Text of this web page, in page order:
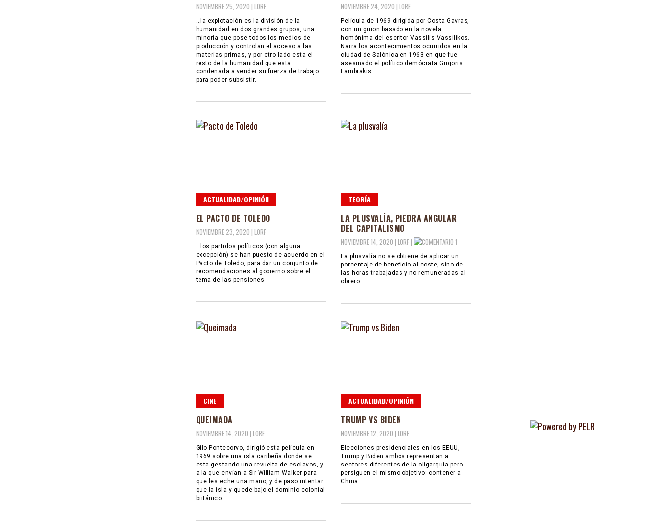
NOVIEMBRE 25, 2020 | LORF
…la explotación es la división de la
humanidad en dos grandes grupos, una
minoría que pose todos los medios de
producción y controlan el acceso a las
materias primas, y por otro lado esta el
resto de la humanidad que esta
condenada a vender su fuerza de trabajo
para poder subsistir.
NOVIEMBRE 24, 2020 | LORF
Película de 1969 dirigida por Costa-Gavras,
con un guion basado en la novela
homónima del escritor Vassilis Vassilikos.
Narra los acontecimientos ocurridos en la
ciudad de Salónica en 1963 en que fue
asesinado el político demócrata Grigoris
Lambrakis
ACTUALIDAD/OPINIÓN
EL PACTO DE TOLEDO
NOVIEMBRE 23, 2020 | LORF
…los partidos políticos (con alguna
excepción) se han puesto de acuerdo en el
Pacto de Toledo, para dar un conjunto de
recomendaciones al gobierno sobre el
tema de las pensiones
TEORÍA
LA PLUSVALÍA, PIEDRA ANGULAR
DEL CAPITALISMO
NOVIEMBRE 14, 2020 | LORF| 1
La plusvalía no se obtiene de aplicar un
porcentaje de beneficio al coste, sino de
las horas trabajadas y no remuneradas al
obrero.
CINE
QUEIMADA
NOVIEMBRE 14, 2020 | LORF
Gilo Pontecorvo, dirigió esta película en
1969 sobre una isla caribeña donde se
esta gestando una revuelta de esclavos, y
a la que envían a Sir William Walker para
que les eche una mano, y de paso intentar
que la isla y quede bajo el dominio colonial
británico.
ACTUALIDAD/OPINIÓN
TRUMP VS BIDEN
NOVIEMBRE 12, 2020 | LORF
Elecciones presidenciales en los EEUU,
Trump y Biden ambos representan a
sectores diferentes de la oligarquia pero
persiguen el mismo objetivo: contener a
China